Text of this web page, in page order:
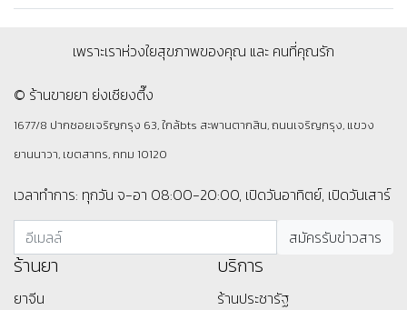
เพราะเราห่วงใยสุขภาพของคุณ และ คนที่คุณรัก
© ร้านขายยา ย่งเชียงตึ๊ง
1677/8 ปากซอยเจริญกรุง 63, ใกล้bts สะพานตากสิน, ถนนเจริญกรุง, แขวง
ยานนาวา, เขตสาทร, กทม 10120
เวลาทำการ: ทุกวัน จ-อา 08:00-20:00, เปิดวันอาทิตย์, เปิดวันเสาร์
ร้านยา
ยาจีน
บริการ
ร้านประชารัฐ